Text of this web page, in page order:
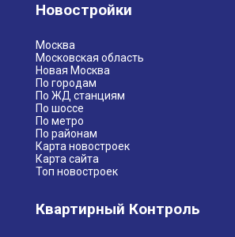
Новостройки
Москва
Московская область
Новая Москва
По городам
По ЖД станциям
По шоссе
По метро
По районам
Карта новостроек
Карта сайта
Топ новостроек
Квартирный Контроль